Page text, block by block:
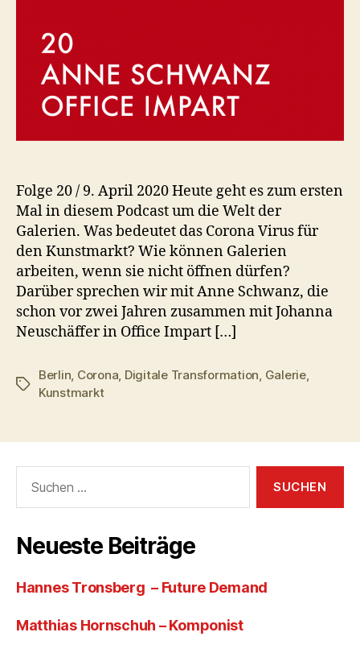
Folge 20 / 9. April 2020 Heute geht es zum ersten
Mal in diesem Podcast um die Welt der
Galerien. Was bedeutet das Corona Virus für
den Kunstmarkt? Wie können Galerien
arbeiten, wenn sie nicht öffnen dürfen?
Darüber sprechen wir mit Anne Schwanz, die
schon vor zwei Jahren zusammen mit Johanna
Neuschäffer in Office Impart […]
Schlagwörter
Berlin Corona Digitale Transformation Galerie,
Kunstmarkt
nach:
Neueste Beiträge
Hannes Tronsberg – Future Demand
Matthias Hornschuh – Komponist